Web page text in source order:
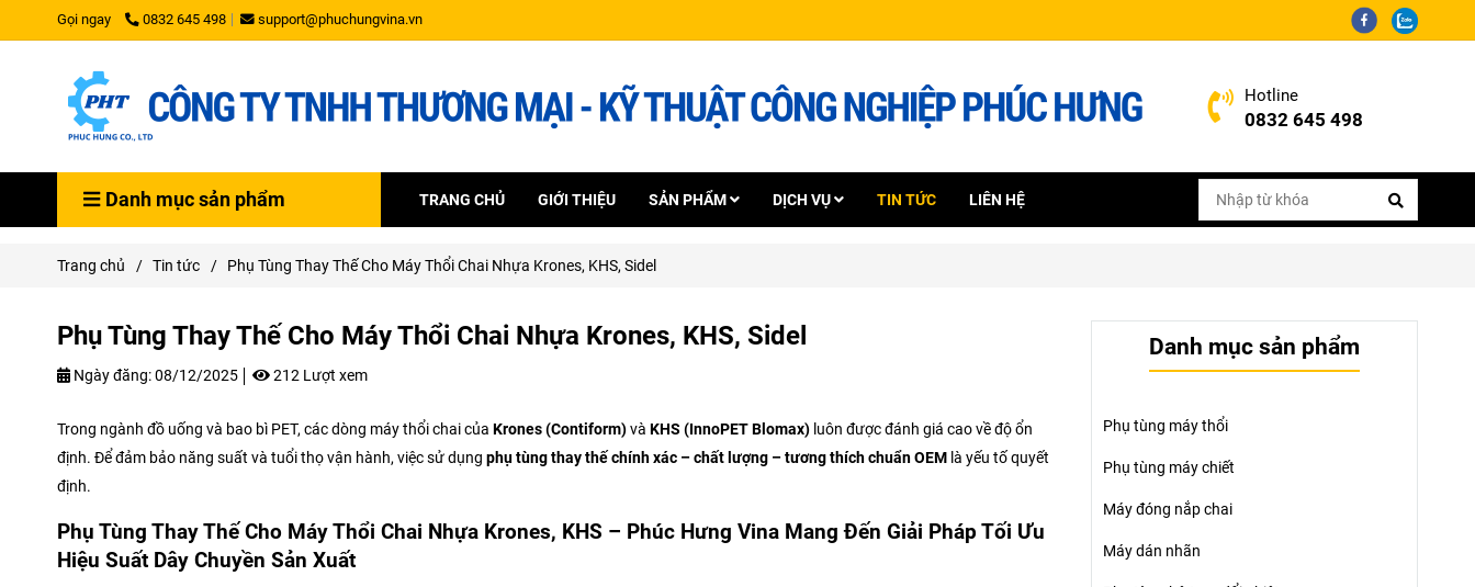
Gọi ngay 0832 645 498 support@phuchungvina.vn
Hotline
0832 645 498
Danh mục sản phẩm TRANG CHỦ GIỚI THIỆU SẢN PHẨM DỊCH VỤ TIN TỨC LIÊN HỆ
Trang chủ / Tin tức / Phụ Tùng Thay Thế Cho Máy Thổi Chai Nhựa Krones, KHS, Sidel
Phụ Tùng Thay Thế Cho Máy Thổi Chai Nhựa Krones, KHS, Sidel
Ngày đăng:08/12/2025 212 Lượt xem
Trong ngành đồ uống và bao bì PET, các dòng máy thổi chai của Krones (Contiform)và KHS (InnoPET Blomax) luôn được đánh giá cao về độ ổn
định. Để đảm bảo năng suất và tuổi thọ vận hành, việc sử dụng phụ tùng thay thế chính xác – chất lượng – tương thích chuẩn OEM là yếu tố quyết
định.
Phụ Tùng Thay Thế Cho Máy Thổi Chai Nhựa Krones, KHS – Phúc Hưng Vina Mang Đến Giải Pháp Tối Ưu
Hiệu Suất Dây Chuyền Sản Xuất
Danh mục sản phẩm
Phụ tùng máy thổi
Phụ tùng máy chiết
Máy đóng nắp chai
Máy dán nhãn